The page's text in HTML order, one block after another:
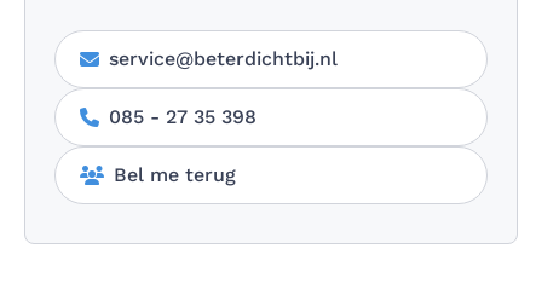
service@beterdichtbij.nl
085 - 27 35 398
Bel me terug